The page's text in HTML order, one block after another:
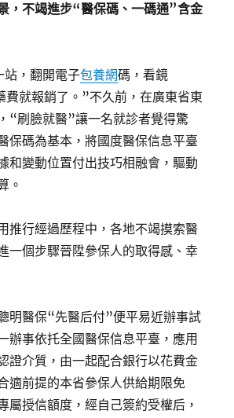
，不竭進步“醫保碼、一碼通”含金
站，翻開電子包養網碼，看鏡
費就報銷了。”不久前，在廣東省東
“刷臉就醫”讓一名就診者覺得驚
保碼為基本，將國度醫保信息平臺
和變動位置付出技巧相融會，驅動
。
推行經過歷程中，各地不竭摸索醫
一個步驟晉陞參保人的取得感、幸
明醫保“先醫后付”便平易近辦事試
辦事依托全國醫保信息平臺，應用
證介質，由一起配合銀行以花費金
適前提的本省參保人供給期限免
屬授信額度，經自己簽約受權后，